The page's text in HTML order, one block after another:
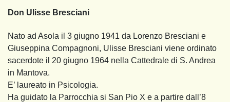
Don Ulisse Bresciani
Nato ad Asola il 3 giugno 1941 da Lorenzo Bresciani e
Giuseppina Compagnoni, Ulisse Bresciani viene ordinato
sacerdote il 20 giugno 1964 nella Cattedrale di S. Andrea
in Mantova.
E’ laureato in Psicologia.
Ha guidato la Parrocchia si San Pio X e a partire dall’8